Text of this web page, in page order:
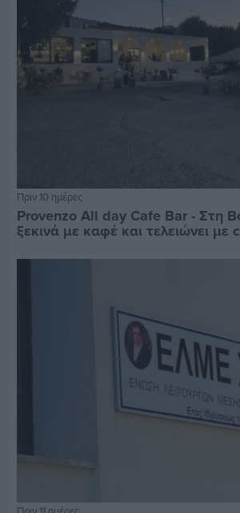
Πριν 10 ημέρες
Provenzo All day Cafe Bar - Στη
ξεκινά με καφέ και τελειώνει με